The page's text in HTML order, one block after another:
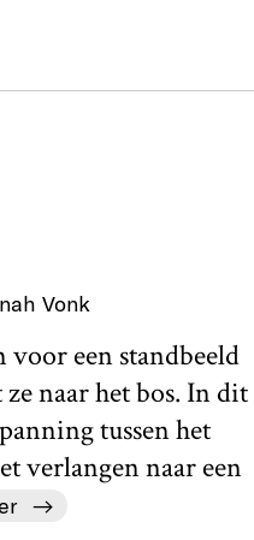
Vonk
een standbeeld
naar het bos. In dit
tussen het
verlangen naar een